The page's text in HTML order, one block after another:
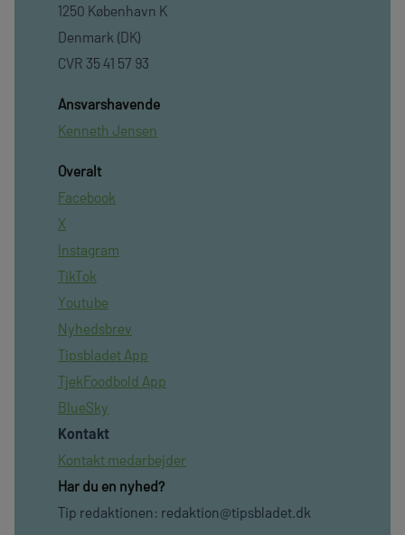
1250 København K
Denmark (DK)
CVR 35 41 57 93
Ansvarshavende
Kenneth Jensen
Overalt
Facebook
X
Instagram
TikTok
Youtube
Nyhedsbrev
Tipsbladet App
TjekFoodbold App
BlueSky
Kontakt
Kontakt medarbejder
Har du en nyhed?
Tip redaktionen: redaktion@tipsbladet.dk